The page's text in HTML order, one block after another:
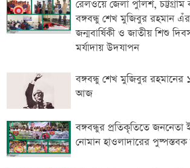
রেলওয়ে জেলা পুলিশ,
বঙ্গবন্ধু শেখ মুজিবুর রহমান
জন্মবার্ষিকী ও জাতীয় শিশু
মর্যাদায় উদযাপন
বঙ্গবন্ধু শেখ মুজিবুর রহমানের
আজ
বঙ্গবন্ধুর প্রতিকৃতিতে জননেতা
নোমান হাওলাদারের